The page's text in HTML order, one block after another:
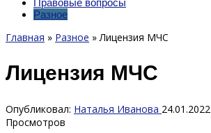
Правовые вопросы
Разное
Главная » Разное »Лицензия МЧС
Лицензия МЧС
Опубликовал: Наталья Иванова 24.01.2022
Просмотров